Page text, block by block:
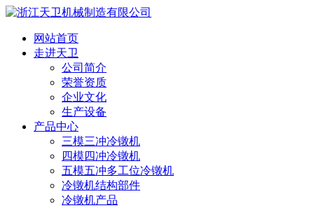
网站首页
走进天卫
公司简介
荣誉资质
企业文化
生产设备
产品中心
三模三冲冷镦机
四模四冲冷镦机
五模五冲多工位冷镦机
冷镦机结构部件
冷镦机产品